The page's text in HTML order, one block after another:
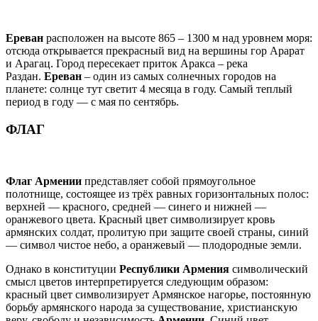
Ереван расположен на высоте 865 – 1300 м над уровнем моря:
отсюда открывается прекрасный вид на вершины гор Арарат
и Арагац. Город пересекает приток Аракса – река
Раздан. Ереван – один из самых солнечных городов на
планете: солнце тут светит 4 месяца в году. Самый теплый
период в году — с мая по сентябрь.
ФЛАГ
Флаг Армении представляет собой прямоугольное
полотнище, состоящее из трёх равных горизонтальных полос:
верхней — красного, средней — синего и нижней —
оранжевого цвета. Красный цвет символизирует кровь
армянских солдат, пролитую при защите своей страны, синий
— символ чистое небо, а оранжевый — плодородные земли.
Однако в конституции Республики Армения символический
смысл цветов интерпретируется следующим образом:
красный цвет символизирует Армянское нагорье, постоянную
борьбу армянского народа за существование, христианскую